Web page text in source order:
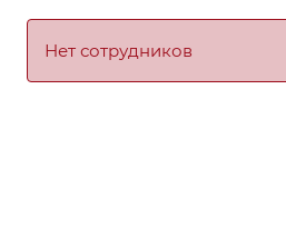
Нет сотрудников